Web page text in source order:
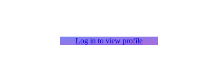
Log in to view profile